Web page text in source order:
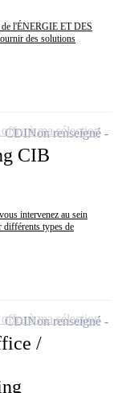
de l'ÉNERGIE ET DES
des solutions
CIB
intervenez au sein
différents types de
CDINon renseigné
à ma sélection
/
CDINon renseigné
à ma sélection